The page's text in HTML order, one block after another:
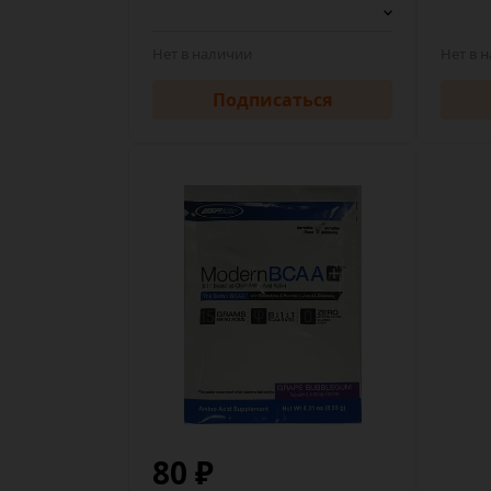
Подписаться
80 ₽